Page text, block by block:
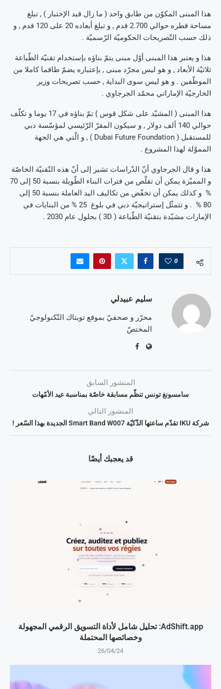
هذا المبنى المكوّن من طابق واحد ( ما زال قيد الإختبار ) , تبلغ
مساحة قطره حوالي 2.700 قدم , و تبلغ أبعاده 20 على 120 قدم , و
ذلك حسب التّصريحات الحكوميّة الرّسميّة .
هذا و يعتبر هذا المبنى أوّل مبنى يتمّ بناؤه بإستخدام تقنيّة الطّباعة
ثلاثيّة الأبعاد , و هو ليس مجرّد مبنى , بإعتباره يضمّ طاقما كاملا من
الموظّفين . و هو ليس سوى البداية , حسب تصريحات وزير
الخارجيّة الإماراتي محمّد الجرجاوي .
هذا المبنى ( المشيّد على شكل قوس ) تمّ بناؤه في 17 يوما و تكلّف
حوالي 140 ألف دولار , و سيكون المقرّ الرّئيسي لمؤسّسة دبي
للمستقبل ( Dubai Future Foundation ) , و الّتي هي الجهة
المموّلة لهذا المشروع .
هذا و قال الجرجاوي أنّ الدّراسات تشير إلى أنّ هذه التّقنيّة الخاصّة
و المميّزة يمكن أن تقلّص من فترات البناء الطّويلة بنسبة 50 إلى 70
% و كذلك يمكن أن تخفّض من تكاليف اليد العاملة بنسبة 50 إلى
80 % . و تتمثّل إستراتيجيّة دبي في بلوغ 25 % من البنايات في
الإمارات مشيّدة بتقنيّة الطّباعة ( 3D ) بحلول عام 2030 .
0
سليم عبيدلي
محرّر و صحفيّ بموقع تويتاك التّكنولوجيّ
المختصّ
المنشور السابق
سامسونغ تونس تنظّم مسابقة خاصّة بمناسبة عيد الأمّهات
المنشور التالي
شركة IKU تقدّم ساعتها الذّكيّة Smart Band W007 الجديدة بهذا السّعر !
قد يعجبك أيضًا
AdShift.app: تحليل شامل لأداة التسويق الرقمي المجهولة
وخصائصها المحتملة
26/04/24